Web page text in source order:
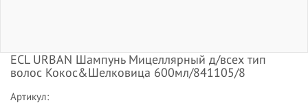
ECL URBAN Шампунь Мицеллярный д/всех тип
волос Кокос&Шелковица 600мл/841105/8
Артикул: